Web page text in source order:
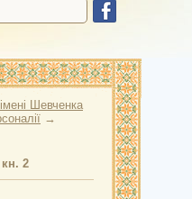
Шевченка
→
2